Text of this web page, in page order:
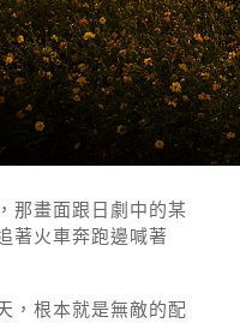
那畫面跟日劇中的某
著火車奔跑邊喊著
，根本就是無敵的配